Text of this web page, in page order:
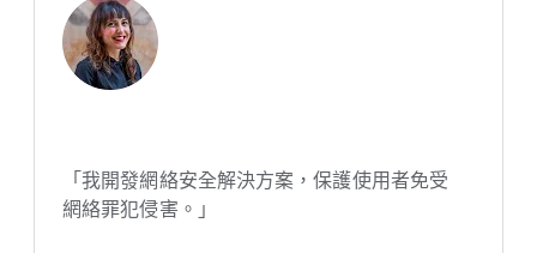
「我​開發網​絡​安全​解決​方案，​保護​使用​者​免受​
網絡罪犯​侵害。​」